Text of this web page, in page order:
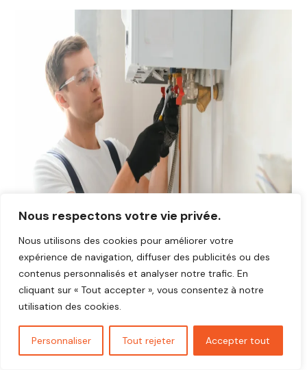
Nous respectons votre vie privée.
Nous utilisons des cookies pour améliorer votre
expérience de navigation, diffuser des publicités ou des
contenus personnalisés et analyser notre trafic. En
cliquant sur « Tout accepter », vous consentez à notre
utilisation des cookies.
Personnaliser Tout rejeter Accepter tout
Avis plombier Adainville 78113
78113?
Découvrez les avis de nos clients satisfaits qui ont